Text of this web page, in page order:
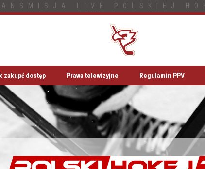
LIVE POLSKIEJ
zakupć dostęp Prawa telewizyjne Regulamin PPV